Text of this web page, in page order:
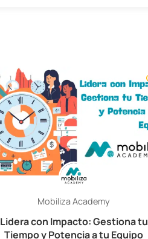
Mobiliza Academy
Lidera con Impacto: Gestiona tu
Tiempo y Potencia a tu Equipo